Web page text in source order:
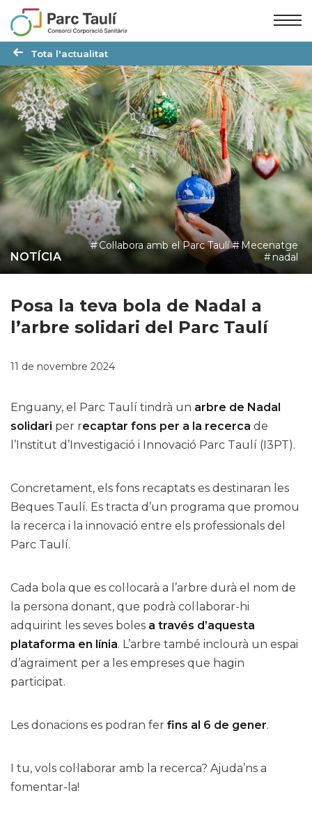
Skip
to
Content
Skip
to
navigation
Tota l'actualitat
Posa la teva bola de Nadal a
l’arbre solidari del Parc Taulí
Col·labora amb el Parc Taulí
Mecenatge
nadal
NOTÍCIA
11 de novembre 2024
Enguany, el Parc Taulí tindrà un arbre de Nadal
solidari per recaptar fons per a la recerca de
l’Institut d’Investigació i Innovació Parc Taulí (I3PT).
Concretament, els fons recaptats es destinaran les
Beques Taulí. Es tracta d’un programa que promou
la recerca i la innovació entre els professionals del
Parc Taulí.
Cada bola que es col·locarà a l’arbre durà el nom de
la persona donant, que podrà col·laborar-hi
adquirint les seves boles a través d’aquesta
plataforma en línia. L’arbre també inclourà un espai
d’agraïment per a les empreses que hagin
participat.
Les donacions es podran fer fins al 6 de gener.
I tu, vols col·laborar amb la recerca? Ajuda’ns a
fomentar-la!